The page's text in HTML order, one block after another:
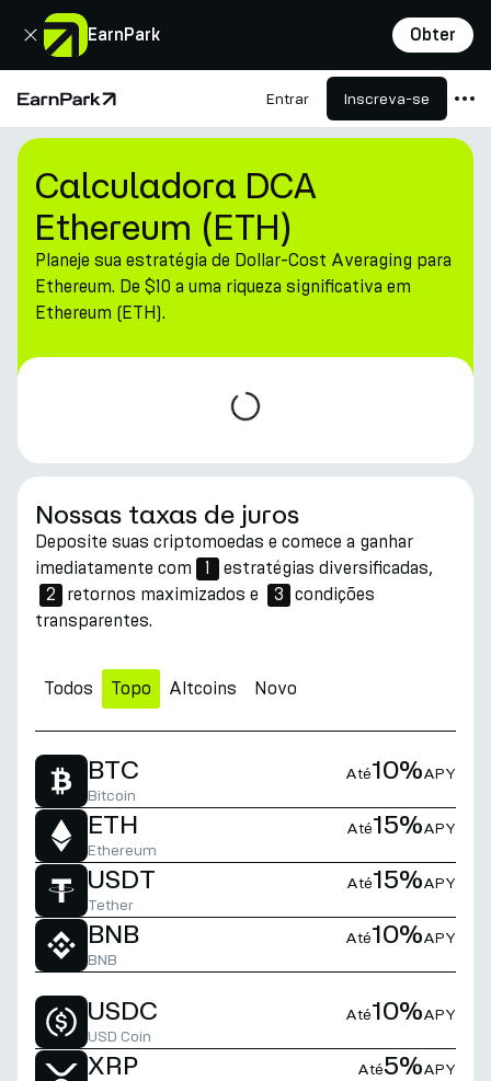
EarnPark Obter
Fechar
Página Inicial Entrar Inscreva-se
Produtos
Mercados
Calculadoras
PARK Token
Empresa
Calculadora DCA
Ethereum (ETH)
Planeje sua estratégia de Dollar-Cost Averaging para
Ethereum. De $10 a uma riqueza significativa em
Ethereum (ETH).
Nossas taxas de juros
Deposite suas criptomoedas e comece a ganhar
imediatamente com
1
estratégias diversificadas,
2
retornos maximizados e 3 condições
transparentes.
Todos Topo Altcoins Novo
BTC
Bitcoin
Até10%APY
ETH
Ethereum
Até15%APY
USDT
Tether
Até15%APY
BNB
BNB
Até10%APY
USDC
USD Coin
Até10%APY
XRP Até5%APY